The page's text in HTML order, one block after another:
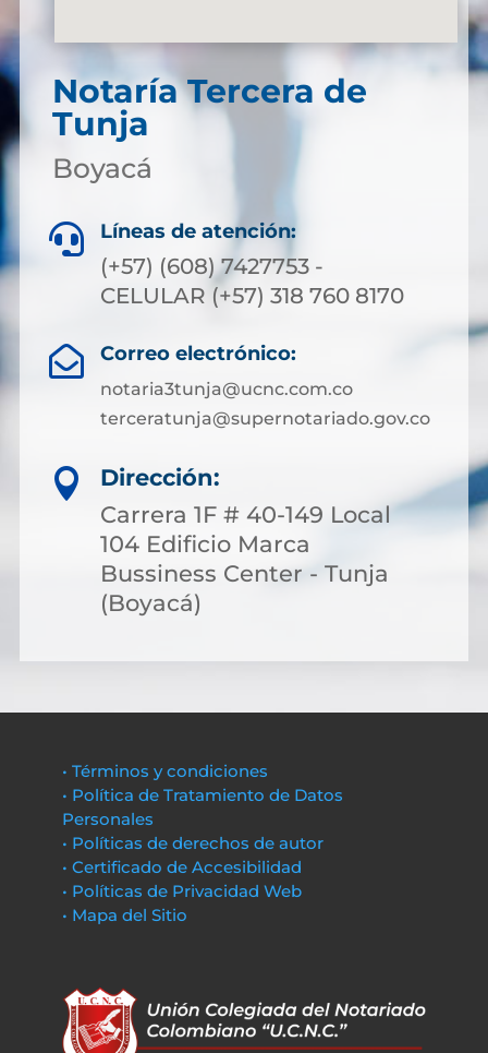
Notaría Tercera de
Tunja
Boyacá
 Líneas de atención:
(+57) (608) 7427753 -
CELULAR (+57) 318 760 8170
 Correo electrónico:
notaria3tunja@ucnc.com.co
terceratunja@supernotariado.gov.co

Dirección:
Carrera 1F # 40-149 Local
104 Edificio Marca
Bussiness Center - Tunja
(Boyacá)
• Términos y condiciones
• Política de Tratamiento de Datos
Personales
• Políticas de derechos de autor
• Certificado de Accesibilidad
• Políticas de Privacidad Web
• Mapa del Sitio